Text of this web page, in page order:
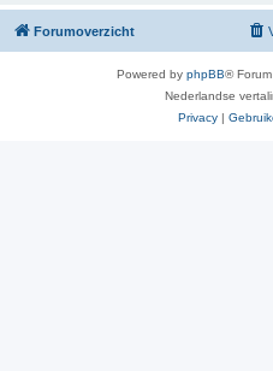
Forumoverzicht
Powered by phpBB®
Nederlandse
Privacy |